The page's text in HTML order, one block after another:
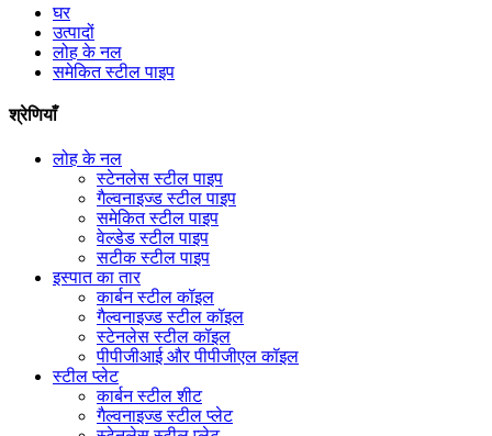
घर
उत्पादों
लोह के नल
समेकित स्टील पाइप
श्रेणियाँ
लोह के नल
स्टेनलेस स्टील पाइप
गैल्वनाइज्ड स्टील पाइप
समेकित स्टील पाइप
वेल्डेड स्टील पाइप
सटीक स्टील पाइप
इस्पात का तार
कार्बन स्टील कॉइल
गैल्वनाइज्ड स्टील कॉइल
स्टेनलेस स्टील कॉइल
पीपीजीआई और पीपीजीएल कॉइल
स्टील प्लेट
कार्बन स्टील शीट
गैल्वनाइज्ड स्टील प्लेट